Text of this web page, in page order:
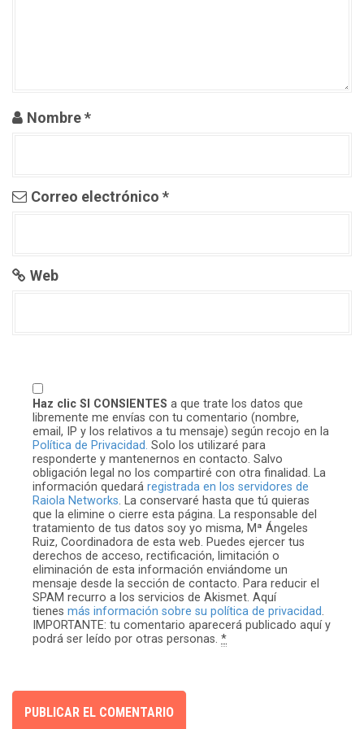
a
a
Nombre*
Correo electrónico *
Web
Haz clic SI CONSIENTES a que trate los datos que
libremente me envías con tu comentario (nombre,
email, IP y los relativos a tu mensaje) según recojo en la
Política de Privacidad. Solo los utilizaré para
responderte y mantenernos en contacto. Salvo
obligación legal no los compartiré con otra finalidad. La
información quedará registrada en los servidores de
Raiola Networks. La conservaré hasta que tú quieras
que la elimine o cierre esta página. La responsable del
tratamiento de tus datos soy yo misma, Mª Ángeles
Ruiz, Coordinadora de esta web. Puedes ejercer tus
derechos de acceso, rectificación, limitación o
eliminación de esta información enviándome un
mensaje desde la sección de contacto. Para reducir el
SPAM recurro a los servicios de Akismet. Aquí
tienes más información sobre su política de privacidad.
IMPORTANTE: tu comentario aparecerá publicado aquí y
podrá ser leído por otras personas. *